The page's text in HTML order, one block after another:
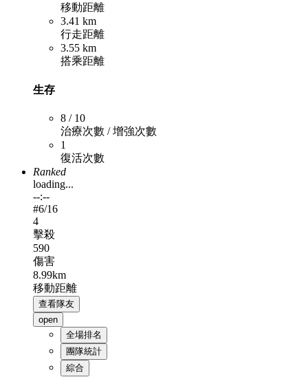
移動距離
3.41 km
行走距離
3.55 km
搭乘距離
生存
8 / 10
治療次數 / 增強次數
1
復活次數
Ranked
loading...
--:--
#6/16
4
擊殺
590
傷害
8.99km
移動距離
查看隊友
open
全場排名
團隊統計
綜合